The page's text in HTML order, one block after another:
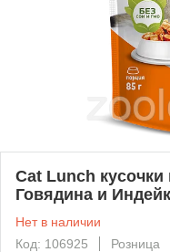
Cat Lunch
Говядина и
Нет в наличии
Код: 106925
Розница